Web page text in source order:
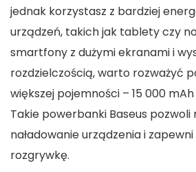
jednak korzystasz z bardziej
urządzeń, takich jak tablety czy
smartfony z dużymi ekranami i
rozdzielczością, warto rozważyć
większej pojemności – 15 000
Takie powerbanki Baseus pozwoli
naładowanie urządzenia i zapewni
rozgrywkę.